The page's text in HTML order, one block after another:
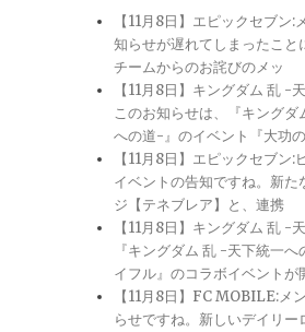
【11月8日】エピックセブン:
知らせが遅れてしまったこと
チームからのお詫びのメッ
【11月8日】キングダム 乱 -
このお知らせは、『キングダ
への道-』のイベント『大功
【11月8日】エピックセブン:
イベントの告知ですね。新た
ジ【テネブレア】と、連携
【11月8日】キングダム 乱 -
『キングダム 乱 -天下統一
イフル』のコラボイベントが
【11月8日】FC MOBILE:メ
らせですね。新しいデイリー